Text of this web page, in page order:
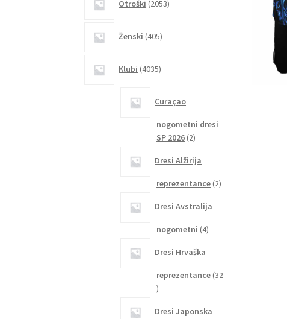
Otroški 2053izdelkov
Ženski 405izdelkov
Klubi 4035izdelkov
Curaçao
nogometni dresi
SP 2026 22
Dresi Alžirija
reprezentance 22
Dresi Avstralija
nogometni 44
Dresi Hrvaška
reprezentance 32
32
Dresi Japonska